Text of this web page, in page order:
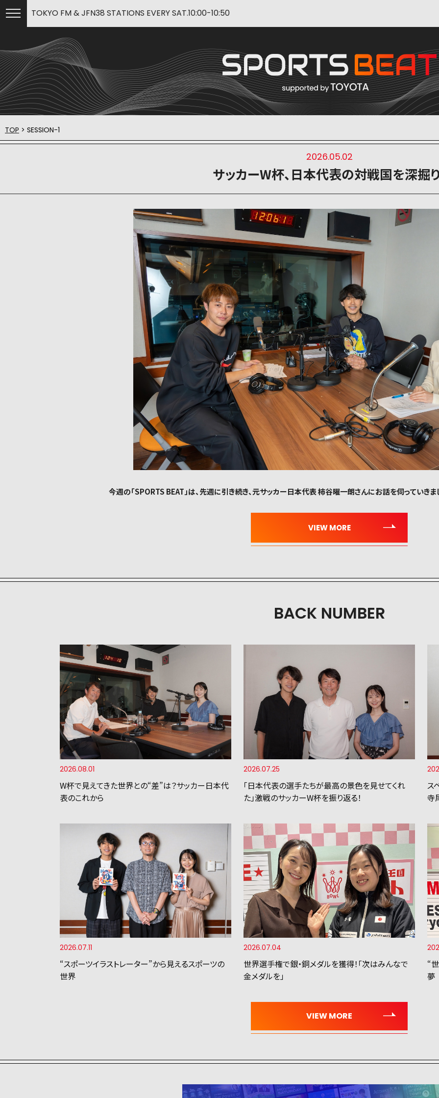
TOKYO FM & JFN38 STATIONS EVERY SAT.10:00-10:50
TOP > SESSION-1
2026.05.02
サッカーW杯、日本代表の対戦国を深掘り
今週の「SPORTS BEAT」は、先週に引き続き、元サッカー日本代表 柿谷曜一朗さんにお話を伺っていきま
BACK NUMBER
2026.08.01
W杯で見えてきた世界との“差”は？サッカー日本代
表のこれから
2026.07.25
「日本代表の選手たちが最高の景色を見せてくれ
た」激戦のサッカーW杯を振り返る！
ス
寺
2026.07.11
“スポーツイラストレーター”から見えるスポーツの
世界
2026.07.04
世界選手権で銀・銅メダルを獲得！「次はみんなで
金メダルを」
“
夢